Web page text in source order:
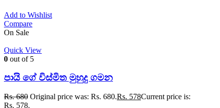
Add to Wishlist
Compare
On Sale
Quick View
0 out of 5
පායි ගේ විස්මිත මුහුදු ගමන
Rs.680 Original price was: Rs. 680.Rs. 578Current price is:
Rs. 578.